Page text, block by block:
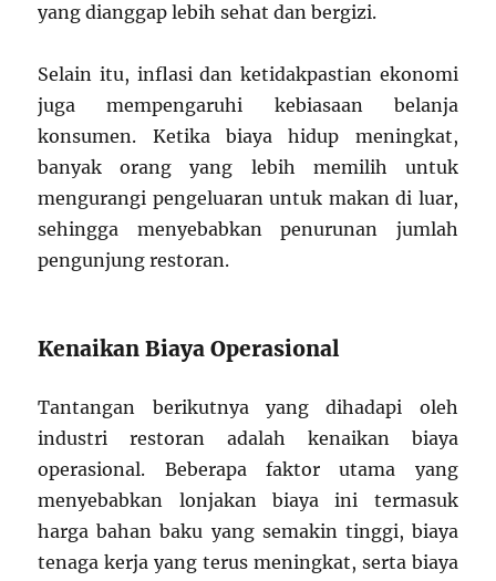
yang dianggap lebih sehat dan bergizi.
Selain itu, inflasi dan ketidakpastian ekonomi
juga mempengaruhi kebiasaan belanja
konsumen. Ketika biaya hidup meningkat,
banyak orang yang lebih memilih untuk
mengurangi pengeluaran untuk makan di luar,
sehingga menyebabkan penurunan jumlah
pengunjung restoran.
Kenaikan Biaya Operasional
Tantangan berikutnya yang dihadapi oleh
industri restoran adalah kenaikan biaya
operasional. Beberapa faktor utama yang
menyebabkan lonjakan biaya ini termasuk
harga bahan baku yang semakin tinggi, biaya
tenaga kerja yang terus meningkat, serta biaya